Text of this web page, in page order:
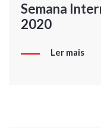
Semana
2020
Ler mais